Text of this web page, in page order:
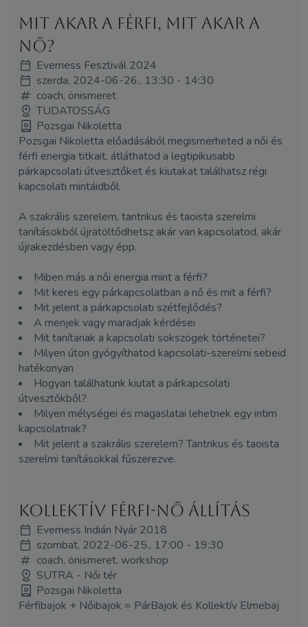
Mit akar a férfi, mit akar a
nő?
Everness Fesztivál 2024
szerda, 2024-06-26., 13:30 - 14:30
coach, önismeret
TUDATOSSÁG
Pozsgai Nikoletta
Pozsgai Nikoletta előadásából megismerheted a női és
férfi energia titkait, átláthatod a legtipikusabb
párkapcsolati útvesztőket és kiutakat találhatsz régi
kapcsolati mintáidből.
A szakrális szerelem, tantrikus és taoista szerelmi
tanításokból újratöltődhetsz akár van kapcsolatod, akár
újrakezdésben vagy épp.
Miben más a női energia mint a férfi?
Mit keres egy párkapcsolatban a nő és mit a férfi?
Mit jelent a párkapcsolati szétfejlődés?
A menjek vagy maradjak kérdései
Mit tanítanak a kapcsolati sokszögek történetei?
Milyen úton gyógyíthatod kapcsolati-szerelmi sebeid
hatékonyan
Hogyan találhatunk kiutat a párkapcsolati
útvesztőkből?
Milyen mélységei és magaslatai lehetnek egy intim
kapcsolatnak?
Mit jelent a szakrális szerelem? Tantrikus és taoista
szerelmi tanításokkal fűszerezve.
Kollektív Férfi-Nő Állítás
Everness Indián Nyár 2018
szombat, 2022-06-25., 17:00 - 19:30
coach, önismeret, workshop
SUTRA - Női tér
Pozsgai Nikoletta
Férfibajok + Nőibajok = PárBajok és Kollektív Elmebaj